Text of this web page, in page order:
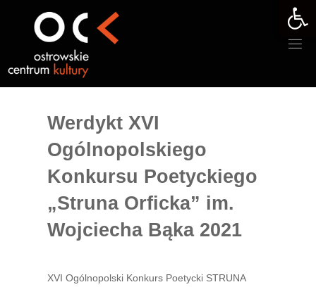
Werdykt XVI
Ogólnopolskiego
Konkursu Poetyckiego
„Struna Orficka” im.
Wojciecha Bąka 2021
XVI Ogólnopolski Konkurs Poetycki STRUNA